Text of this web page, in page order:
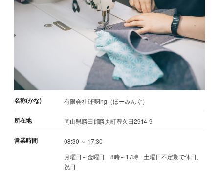
名称(かな) 有限会社縫夢ing（ほーみんぐ）
所在地 岡山県勝田郡勝央町豊久田2914-9
営業時間
08:30 ～ 17:30
月曜日～金曜日 8時～17時 土曜日不定期で休日、
祝日